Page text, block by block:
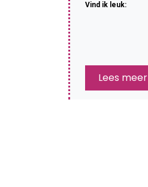
Vind ik leuk:
Lees meer